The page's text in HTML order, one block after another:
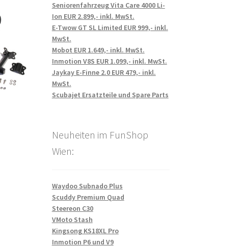
Seniorenfahrzeug Vita Care 4000 Li-
Ion EUR 2.899,- inkl. MwSt.
E-Twow GT SL Limited EUR 999,- inkl.
MwSt.
Mobot EUR 1.649,- inkl. MwSt.
Inmotion V8S EUR 1.099,- inkl. MwSt.
Jaykay E-Finne 2.0 EUR 479,- inkl.
MwSt.
Scubajet Ersatzteile und Spare Parts
Neuheiten im FunShop
Wien:
Waydoo Subnado Plus
Scuddy Premium Quad
Steereon C30
VMoto Stash
Kingsong KS18XL Pro
Inmotion P6 und V9